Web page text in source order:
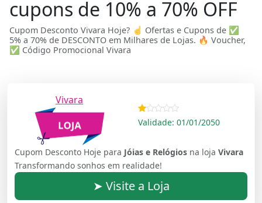
cupons de 10% a 70% OFF
Cupom Desconto Vivara Hoje? ☝ Ofertas e Cupons de ✅
5% a 70% de DESCONTO em Milhares de Lojas. 🔥 Voucher,
✅ Código Promocional Vivara
Vivara
Validade: 01/01/2050
Cupom Desconto Hoje para Jóias e Relógios na loja Vivara
Transformando sonhos em realidade!
➤ Visite a Loja